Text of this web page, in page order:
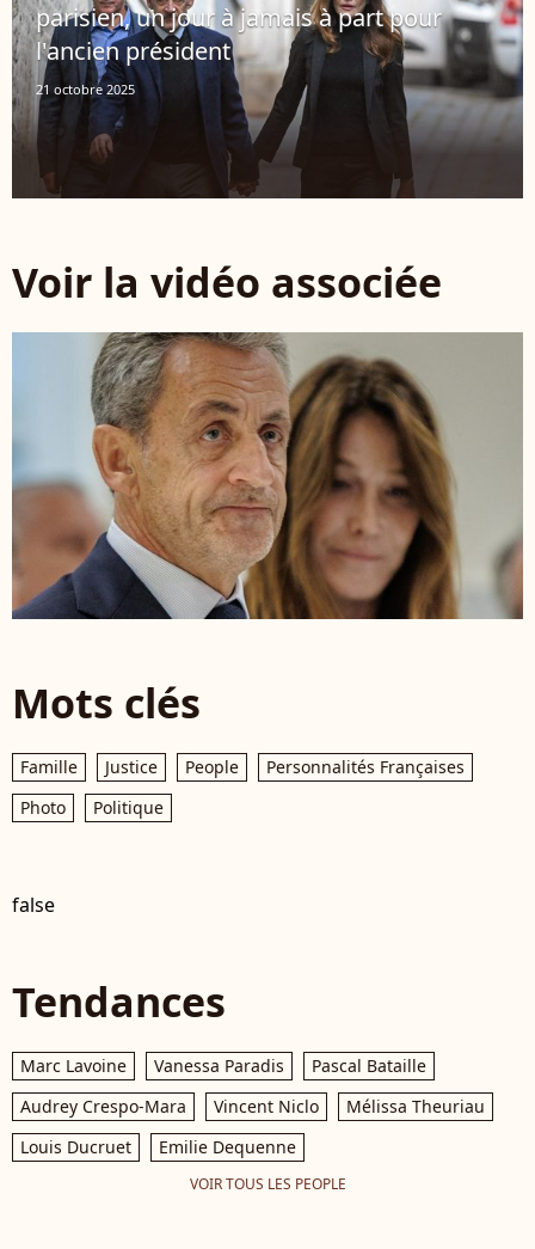
parisien, un jour à jamais à part pour
l'ancien président
21 octobre 2025
Voir la vidéo associée
Mots clés
Famille Justice People
Personnalités Françaises
Photo
Politique
false
Tendances
Marc Lavoine Vanessa Paradis
Pascal Bataille
Audrey Crespo-Mara
Vincent Niclo
Mélissa Theuriau
Louis Ducruet
Emilie Dequenne
VOIR TOUS LES PEOPLE